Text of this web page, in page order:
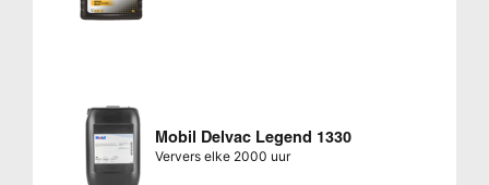
Mobil Delvac Legend 1330
Ververs elke 2000 uur